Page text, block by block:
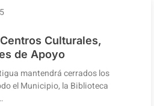
Culturales,
de Apoyo
mantendrá cerrados los
el Municipio, la Biblioteca